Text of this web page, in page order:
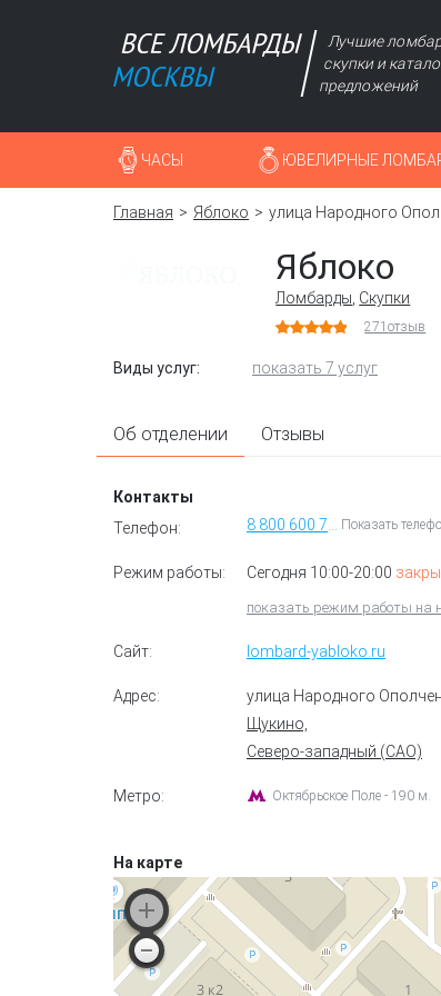
Лучшие
скупки и
предложений
ЧАСЫ ЮВЕЛИРНЫЕ
Главная Яблоко улица Народного
Яблоко
Ломбарды Скупки
271отзыв
Виды услуг: показать 7 услуг
Об отделении Отзывы
Контакты
Телефон:
Показать
Режим работы: Сегодня 10:00-20:00
показать режим работы на
Сайт: lombard-yabloko.ru
Адрес: улица Народного
Щукино,
Северо-западный (САО)
Метро: Октябрьское Поле - 190 м.
На карте